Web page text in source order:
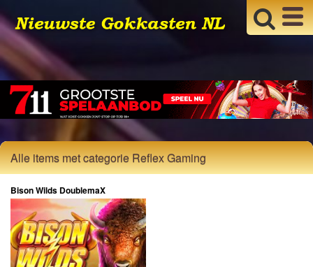
Alle items met categorie Reflex Gaming
Bison Wilds DoublemaX